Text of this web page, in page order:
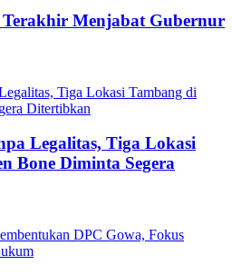
Menjabat Gubernur
Legalitas, Tiga Lokasi
Bone Diminta Segera